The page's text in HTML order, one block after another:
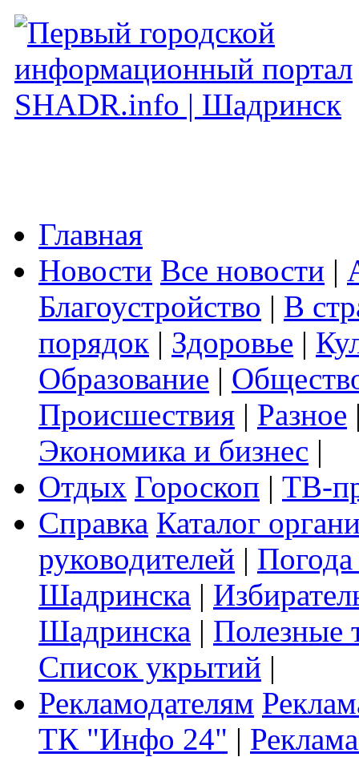
Главная
Новости Все новости |
Благоустройство | В
порядок | Здоровье |
Образование |
Происшествия | Разное
Экономика и бизнес |
Отдых Гороскоп | ТВ-
Справка Каталог
руководителей |
Шадринска |
Шадринска | Полезные
Список укрытий |
Рекламодателям
ТК "Инфо 24" |